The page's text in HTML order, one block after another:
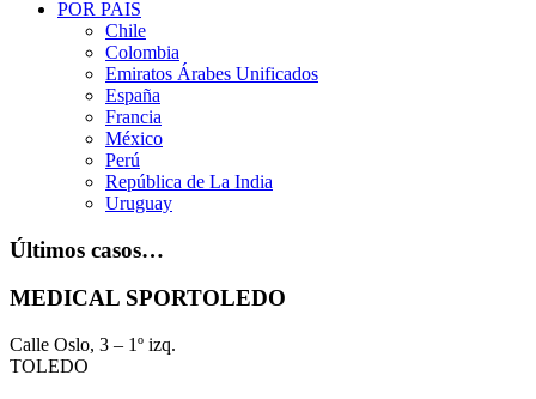
POR PAIS
Chile
Colombia
Emiratos Árabes Unificados
España
Francia
México
Perú
República de La India
Uruguay
Últimos casos…
MEDICAL SPORTOLEDO
Calle Oslo, 3 – 1º izq.
TOLEDO